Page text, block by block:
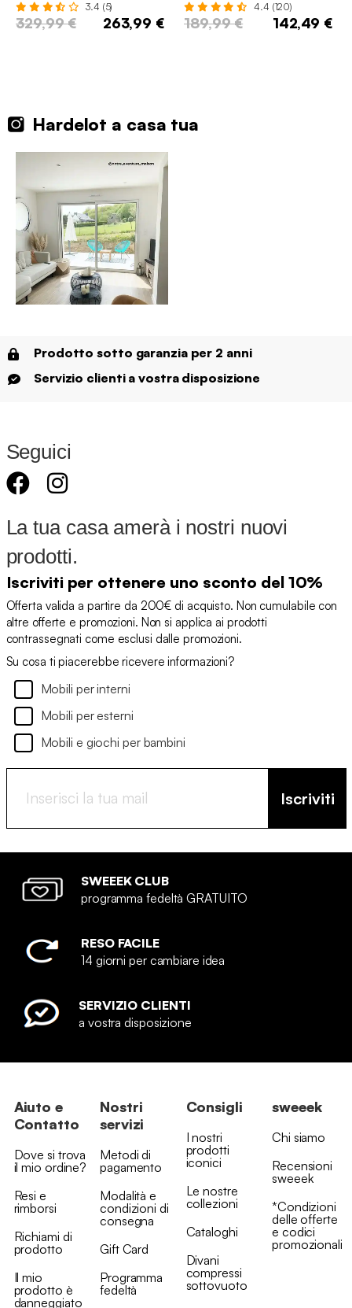
3.4 (5)
329,99 € 263,99 €
4.4 (120)
189,99 € 142,49 €
Hardelot a casa tua
Prodotto sotto garanzia per 2 anni
Servizio clienti a vostra disposizione
Seguici
La tua casa amerà i nostri nuovi
prodotti.
Iscriviti per ottenere uno sconto del 10%
Offerta valida a partire da 200€ di acquisto. Non cumulabile con
altre offerte e promozioni. Non si applica ai prodotti
contrassegnati come esclusi dalle promozioni.
Su cosa ti piacerebbe ricevere informazioni?
Mobili per interni
Mobili per esterni
Mobili e giochi per bambini
Iscriviti
SWEEEK CLUB
programma fedeltà GRATUITO
RESO FACILE
14 giorni per cambiare idea
SERVIZIO CLIENTI
a vostra disposizione
Aiuto e
Contatto
Dove si trova
il mio ordine?
Resi e
rimborsi
Richiami di
prodotto
Il mio
prodotto è
danneggiato
Nostri
servizi
Metodi di
pagamento
Modalità e
condizioni di
consegna
Gift Card
Programma
fedeltà
Consigli
I nostri
prodotti
iconici
Le nostre
collezioni
Cataloghi
Divani
compressi
sottovuoto
sweeek
Chi siamo
Recensioni
sweeek
*Condizioni
delle offerte
e codici
promozionali